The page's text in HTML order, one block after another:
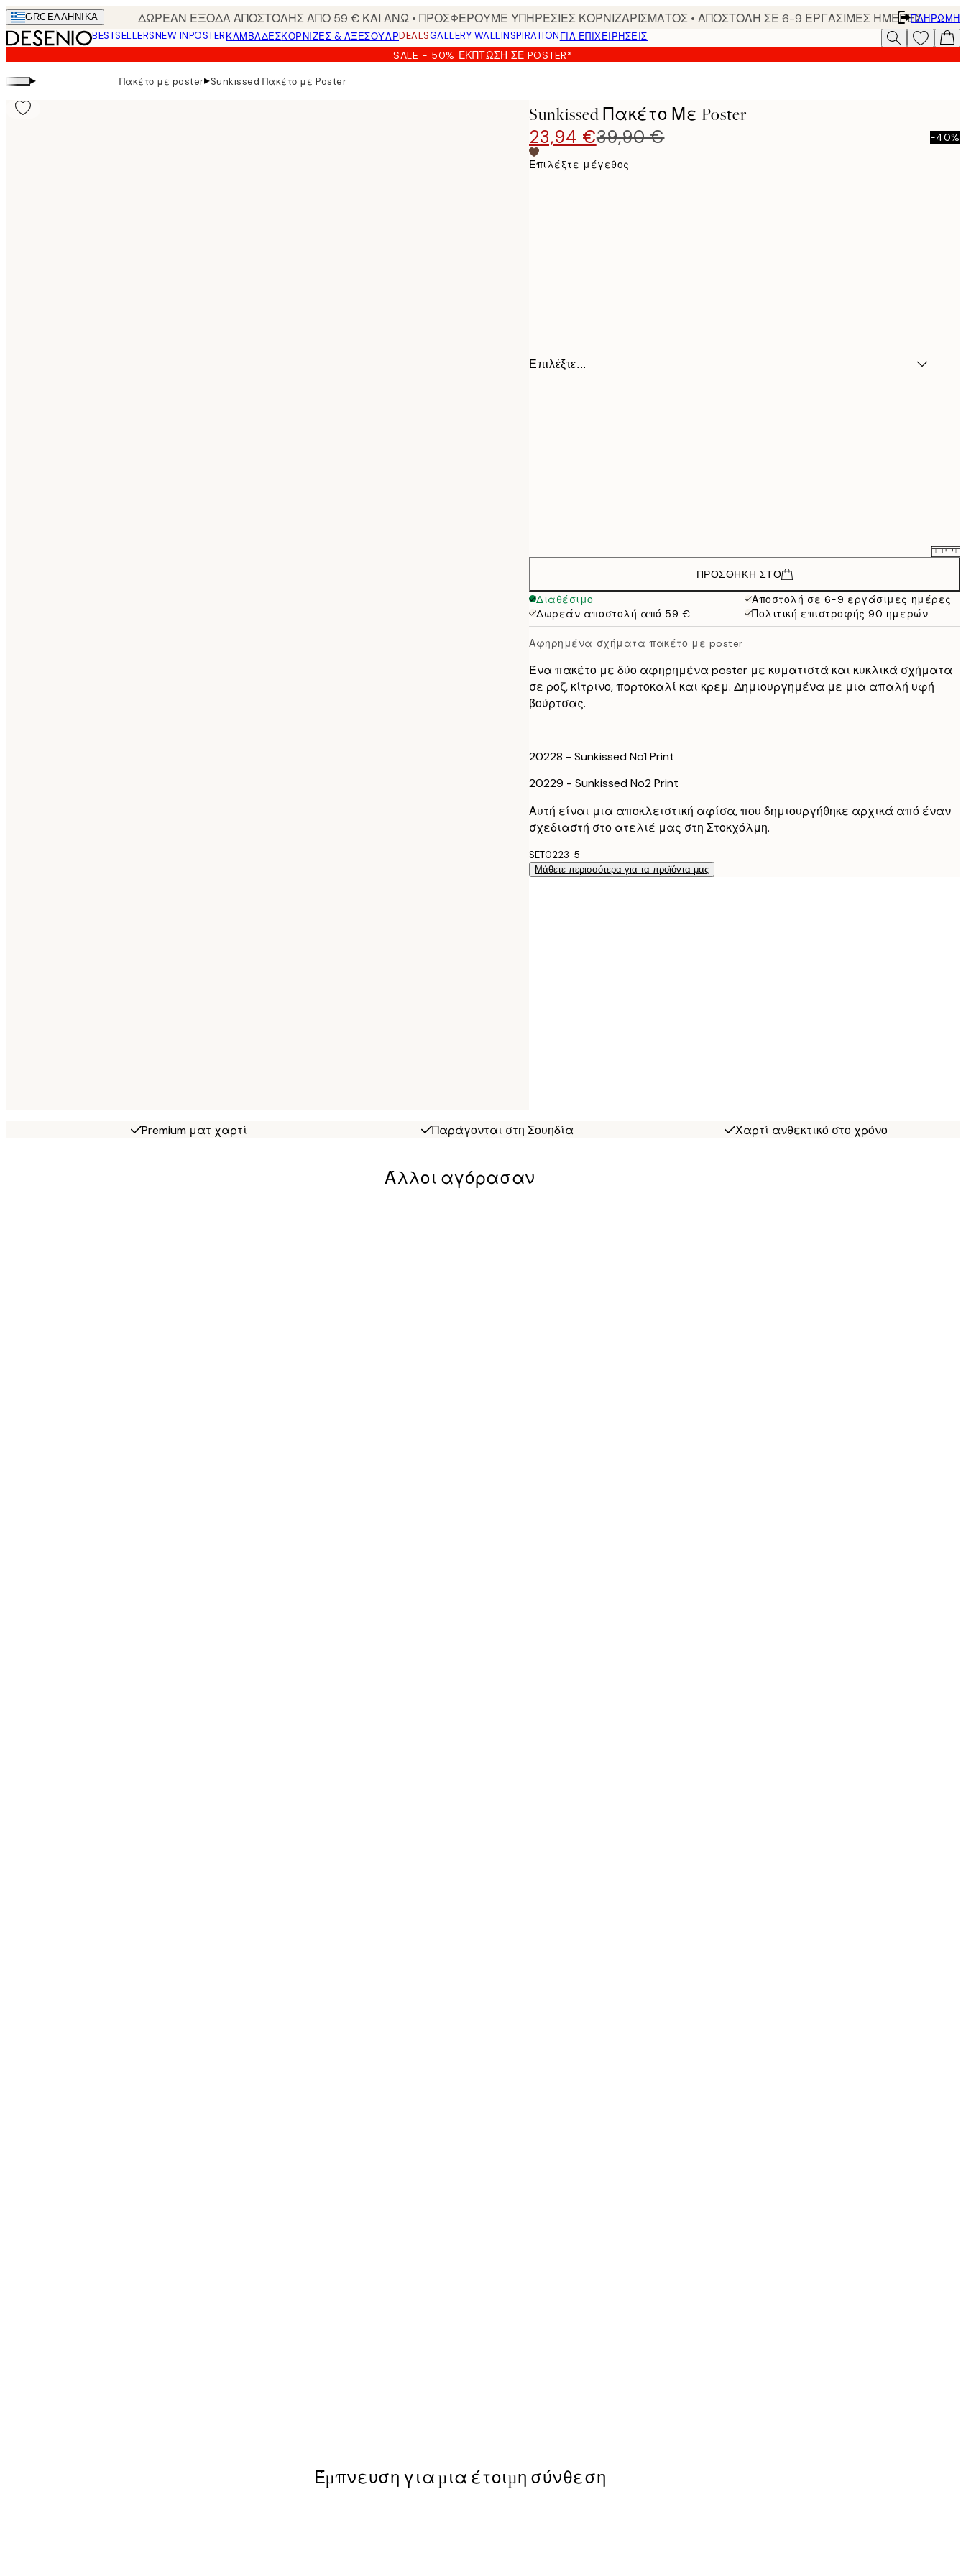
Skip
to
main
content.
GRC ΕΛΛΗΝΙΚΆ ΔΩΡΕΑΝ ΕΞΟΔΑ ΑΠΟΣΤΟΛΗΣ ΑΠΟ 59 € ΚΑΙ ΑΝΩ • ΠΡΟΣΦΕΡΟΥΜΕ ΥΠΗΡΕΣΙΕΣ ΚΟΡΝΙΖΑΡΙΣΜΑΤΟΣ • ΑΠΟΣΤΟΛΗ ΣΕ 6-9 ΕΡΓΑΣΙΜΕΣ ΗΜΕΡΕΣΠΛΗΡΩΜΉ
BESTSELLERSNEW INPOSTERΚΑΜΒΆΔΕΣΚΟΡΝΊΖΕΣ & ΑΞΕΣΟΥΆΡDEALSGALLERY WALLINSPIRATIONΓΙΑ ΕΠΙΧΕΙΡΗΣΕΙΣ
SALE - 50% ΈΚΠΤΩΣΗ ΣΕ POSTER*
▸ Πακέτο με poster▸Sunkissed Πακέτο με Poster
Sunkissed Πακέτο Με Poster
23,94 €39,90 € -40%
Επιλέξτε μέγεθος
Επιλέξτε...
39,90 €
50x70 cm 38,94 €
64,90 €
100x150 cm 142,80 €
238 €
ΠΡΟΣΘΉΚΗ ΣΤΟ
Διαθέσιμο
Αποστολή σε 6-9 εργάσιμες ημέρες
Δωρεάν αποστολή από 59 €
Πολιτική επιστροφής 90 ημερών
Αφηρημένα σχήματα πακέτο με poster
Ένα πακέτο με δύο αφηρημένα poster με κυματιστά και κυκλικά σχήματα
σε ροζ, κίτρινο, πορτοκαλί και κρεμ. Δημιουργημένα με μια απαλή υφή
βούρτσας.
20228 - Sunkissed No1 Print
20229 - Sunkissed No2 Print
Αυτή είναι μια αποκλειστική αφίσα, που δημιουργήθηκε αρχικά από έναν
σχεδιαστή στο ατελιέ μας στη Στοκχόλμη.
SET0223-5
Μάθετε περισσότερα για τα προϊόντα μας
Premium ματ χαρτί Παράγονται στη Σουηδία Χαρτί ανθεκτικό στο χρόνο
Άλλοι αγόρασαν
Έμπνευση για μια έτοιμη σύνθεση